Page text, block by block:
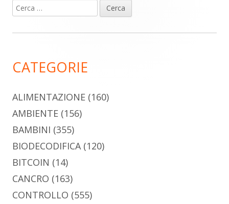
Barra
laterale
Ricerca
per:
CATEGORIE
ALIMENTAZIONE (160)
AMBIENTE (156)
BAMBINI (355)
BIODECODIFICA (120)
BITCOIN (14)
CANCRO (163)
CONTROLLO (555)